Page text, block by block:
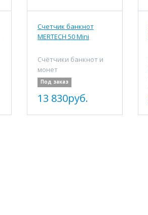
Счетчик банкнот
MERTECH 50 Mini
Счётчики банкнот и
монет
Под заказ
13 830руб.